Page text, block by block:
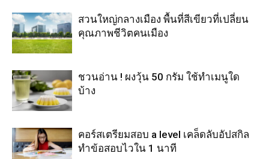
สวนใหญ่กลางเมือง พื้นที่สีเขียวที่เปลี่ยน
คุณภาพชีวิตคนเมือง
ชวนอ่าน ! ผงวุ้น 50 กรัม ใช้ทำเมนูใด
บ้าง
คอร์สเตรียมสอบ a level เคล็ดลับอัปสกิล
ทำข้อสอบไวใน 1 นาที